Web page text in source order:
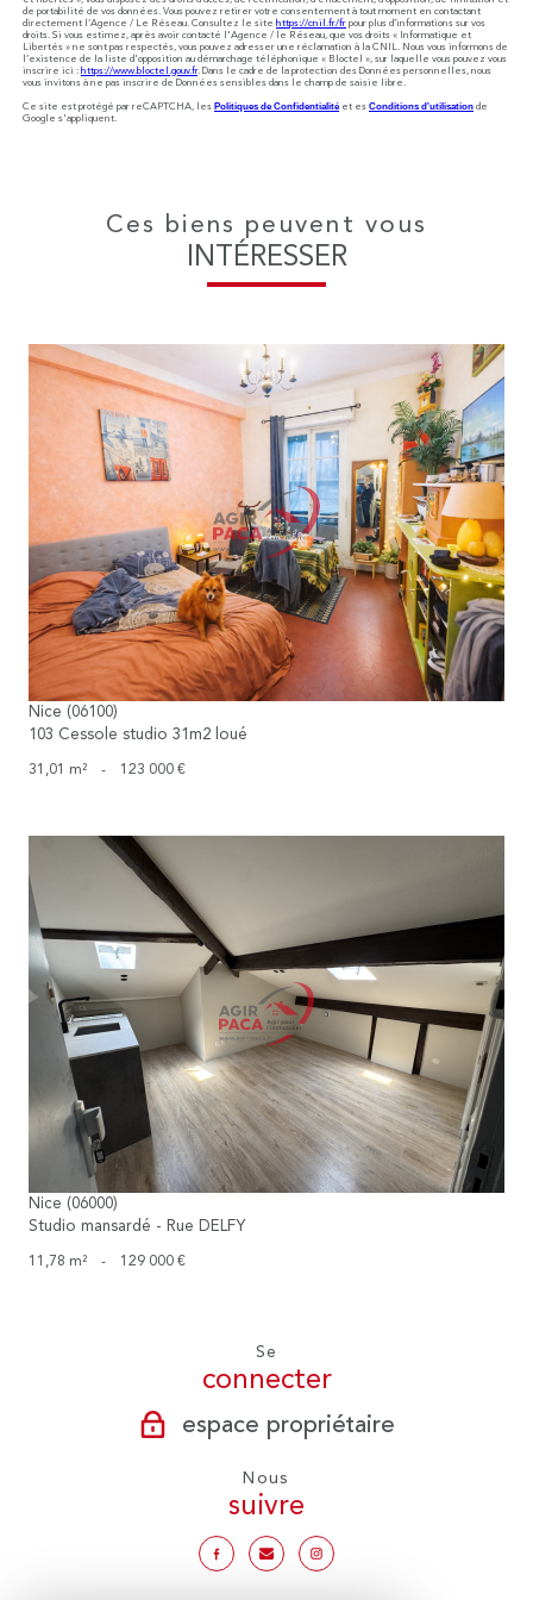
de portabilité de vos données. Vous pouvez retirer votre consentement à tout moment en contactant
directement l’Agence / Le Réseau. Consultez le site https://cnil.fr/fr pour plus d’informations sur vos
droits. Si vous estimez, après avoir contacté l'Agence / le Réseau, que vos droits « Informatique et
Libertés » ne sont pas respectés, vous pouvez adresser une réclamation à la CNIL. Nous vous informons de
l’existence de la liste d'opposition au démarchage téléphonique « Bloctel », sur laquelle vous pouvez vous
inscrire ici : https://www.bloctel.gouv.fr. Dans le cadre de la protection des Données personnelles, nous
vous invitons à ne pas inscrire de Données sensibles dans le champ de saisie libre.
Ce site est protégé par reCAPTCHA, les Politiques de Confidentialitéet es Conditions d'utilisation de
Google s'appliquent.
Ces biens peuvent vous
INTÉRESSER
voir le bien
Nice (06100)
103 Cessole studio 31m2 loué
31,01 m² - 123 000 €
voir le bien
Nice (06000)
Studio mansardé - Rue DELFY
11,78 m² - 129 000 €
Se
connecter
espace propriétaire
Nous
suivre